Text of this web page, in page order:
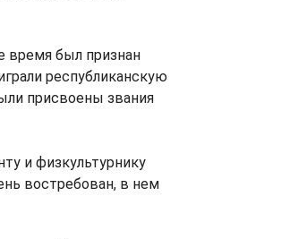
время был признан
республиканскую
присвоены звания
и физкультурнику
востребован, в нем